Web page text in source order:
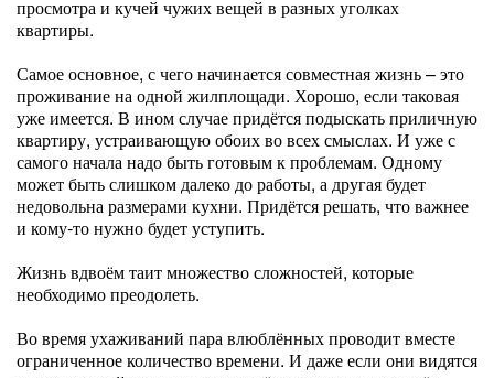
просмотра и кучей чужих вещей в разных уголках
квартиры.
Самое основное, с чего начинается совместная жизнь – это
проживание на одной жилплощади. Хорошо, если таковая
уже имеется. В ином случае придётся подыскать приличную
квартиру, устраивающую обоих во всех смыслах. И уже с
самого начала надо быть готовым к проблемам. Одному
может быть слишком далеко до работы, а другая будет
недовольна размерами кухни. Придётся решать, что важнее
и кому-то нужно будет уступить.
Жизнь вдвоём таит множество сложностей, которые
необходимо преодолеть.
Во время ухаживаний пара влюблённых проводит вместе
ограниченное количество времени. И даже если они видятся